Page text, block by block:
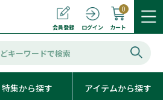
会員登録 ログイン カート
0
特集から探す アイテムから探す